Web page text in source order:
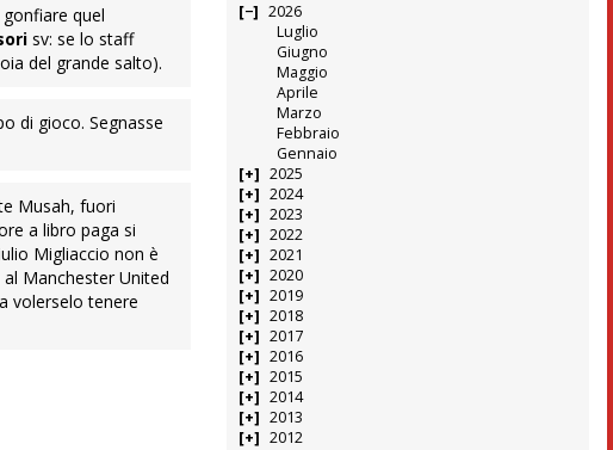
quel
sv: se lo staff
del grande salto).
di gioco. Segnasse
Musah, fuori
a libro paga si
Migliaccio non è
Manchester United
volerselo tenere
2026
Luglio
Giugno
Maggio
Aprile
Marzo
Febbraio
Gennaio
2025
2024
2023
2022
2021
2020
2019
2018
2017
2016
2015
2014
2013
2012